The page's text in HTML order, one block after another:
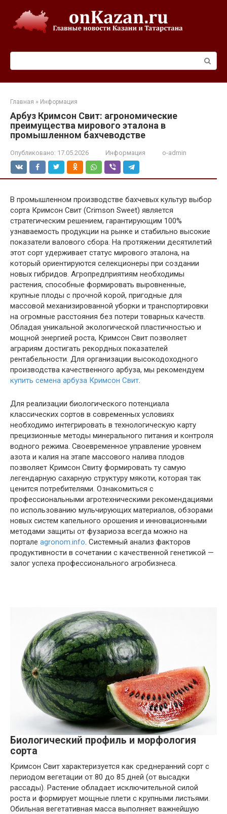
контенту
Главная » Информация
Арбуз Кримсон Свит: агрономические
преимущества мирового эталона в
промышленном бахчеводстве
Опубликовано: 17.05.2026 Информация o-admin
В промышленном производстве бахчевых культур выбор
сорта Кримсон Свит (Crimson Sweet) является
стратегическим решением, гарантирующим 100%
узнаваемость продукции на рынке и стабильно высокие
показатели валового сбора. На протяжении десятилетий
этот сорт удерживает статус мирового эталона, на
который ориентируются селекционеры при создании
новых гибридов. Агропредприятиям необходимы
растения, способные формировать выровненные,
крупные плоды с прочной корой, пригодные для
массовой механизированной уборки и транспортировки
на огромные расстояния без потери товарных качеств.
Обладая уникальной экологической пластичностью и
мощной энергией роста, Кримсон Свит позволяет
аграриям достигать рекордных показателей
рентабельности. Для организации высокодоходного
производства качественного арбуза, мы рекомендуем
купить семена арбуза Кримсон Свит.
Для реализации биологического потенциала
классических сортов в современных условиях
необходимо интегрировать в технологическую карту
прецизионные методы минерального питания и контроля
водного режима. Своевременное управление уровнем
азота и калия на этапе массового налива плодов
позволяет Кримсон Свиту формировать ту самую
легендарную сахарную структуру мякоти, которая так
ценится потребителями. Ознакомиться с
профессиональными агротехническими рекомендациями
по использованию мульчирующих материалов, обзорами
новых систем капельного орошения и инновационными
методами защиты от фузариоза всегда можно на
портале agronom.info. Системный анализ факторов
продуктивности в сочетании с качественной генетикой —
залог успеха профессионального агробизнеса.
Биологический профиль и морфология
сорта
Кримсон Свит характеризуется как среднеранний сорт с
периодом вегетации от 80 до 85 дней (от высадки
рассады). Растение обладает исключительной силой
роста и формирует мощные плети с крупными листьями.
Обильная вегетативная масса выполняет важнейшую